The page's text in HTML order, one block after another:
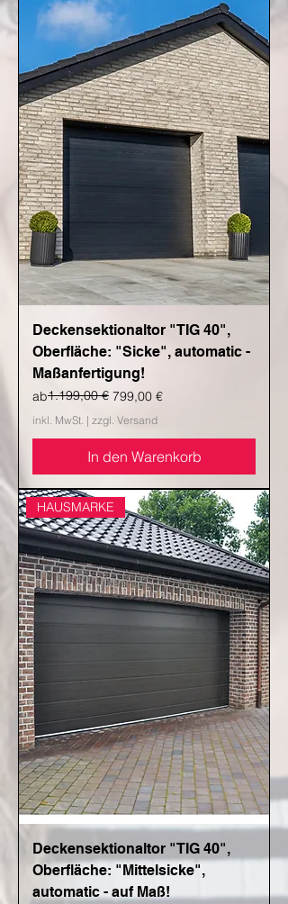
Deckensektionaltor "TIG 40",
Oberfläche: "Sicke", automatic -
Maßanfertigung!
ab
Standardpreis
1.199,00 € 799,00 €
Sale-Preis
inkl. MwSt. | zzgl. Versand
In den Warenkorb
HAUSMARKE
Deckensektionaltor "TIG 40",
Oberfläche: "Mittelsicke",
automatic - auf Maß!